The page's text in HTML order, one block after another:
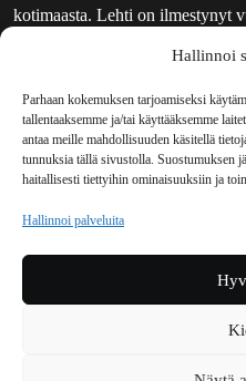
Hallinnoi
Parhaan kokemuksen tarjoamiseksi
tallentaaksemme ja/tai käyttääksemme
antaa meille mahdollisuuden käsitellä
tunnuksia tällä sivustolla. Suostumuksen
haitallisesti tiettyihin ominaisuuksiin ja
Hallinnoi palveluita
kotimaasta. Lehti on ilmestynyt
UUTISKIRJE
MAINOSTAJILLE
VASTAMAINOKSET
JAKELUPAIKAT
REKISTERISELOSTE
TILAUKSEN
TILAUSOHJEET JA -EHDOT